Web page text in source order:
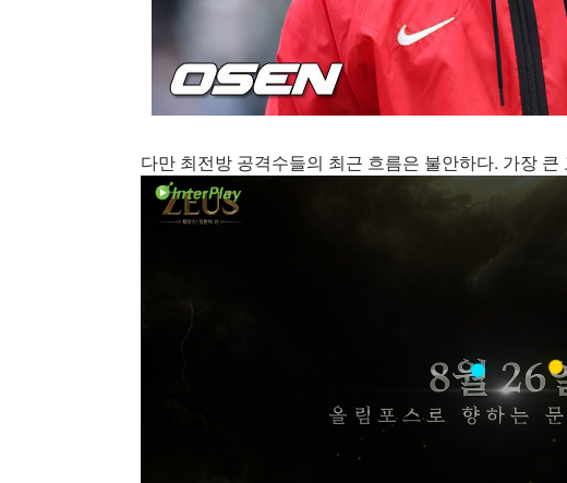
다만 최전방 공격수들의 최근 흐름은 불안하다. 가장 큰